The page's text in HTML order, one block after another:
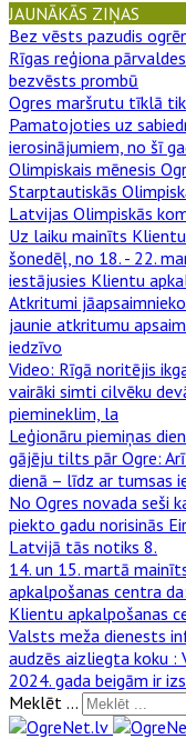
JAUNĀKĀS ZIŅAS
Bez vēsts pazudis
Rīgas reģiona
bezvēsts prombū
Ogres maršrutu tīklā
Pamatojoties uz
ierosinājumiem, no šī
Olimpiskais mēnesis
Starptautiskās
Latvijas Olimpiskās
Uz laiku mainīts
šonedēļ, no 18. - 22.
iestājusies Klientu
Atkritumi
jaunie atkritumu
iedzīvo
Video: Rīgā noritējis
vairāki simti cilvēku
piemineklim, la
Leģionāru piemiņas
gājēju tilts pār Ogre:
dienā – līdz ar tumsas
No Ogres novada seši
piekto gadu norisinās
Latvijā tās notiks 8.
14. un 15. martā
apkalpošanas centra da
Klientu apkalpošanas
Valsts meža dienests
audzēs aizliegta koku :
2024. gada beigām ir
Meklēt ...